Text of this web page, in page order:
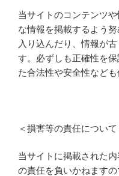
当サイトのコンテンツ
な情報を掲載するよう
入り込んだり、情報が
す。必ずしも正確性を
た合法性や安全性なども
＜損害等の責任について
当サイトに掲載された
の責任を負いかねますの